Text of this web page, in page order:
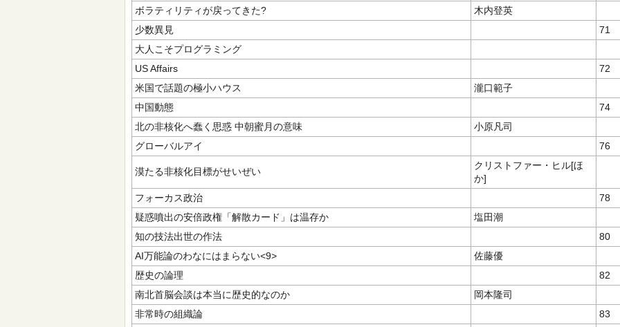
ボラティリティが戻ってきた?
木内登英
少数異見
71
大人こそプログラミング
US Affairs
72
米国で話題の極小ハウス
瀧口範子
中国動態
74
北の非核化へ蠢く思惑 中朝蜜月の意味
小原凡司
グローバルアイ
76
漠たる非核化目標がせいぜい
クリストファー・ヒル[ほ
か]
フォーカス政治
78
疑惑噴出の安倍政権「解散カード」は温存か
塩田潮
知の技法出世の作法
80
AI万能論のわなにはまらない<9>
佐藤優
歴史の論理
82
南北首脳会談は本当に歴史的なのか
岡本隆司
非常時の組織論
83